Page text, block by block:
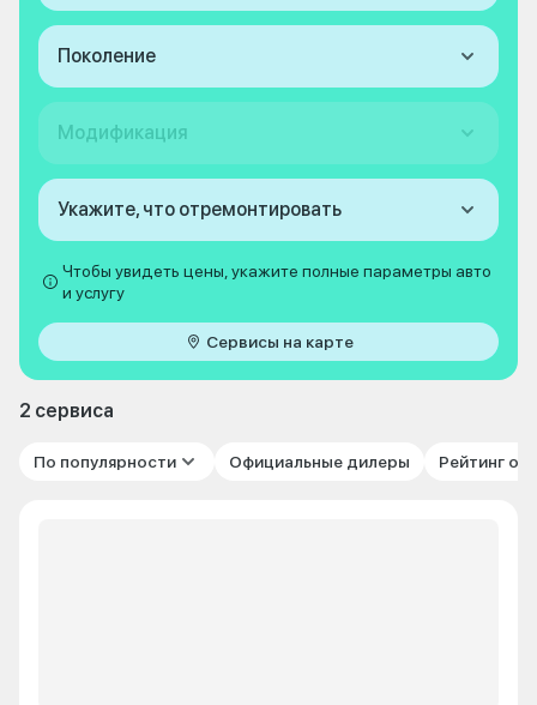
Поколение
Модификация
Укажите, что отремонтировать
Чтобы увидеть цены, укажите полные параметры авто
и услугу
Сервисы на карте
2 сервиса
По популярности Официальные дилеры Рейтинг